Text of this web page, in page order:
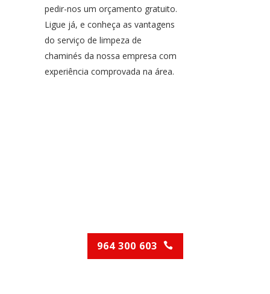
pedir-nos um orçamento gratuito.
Ligue já, e conheça as vantagens
do serviço de limpeza de
chaminés da nossa empresa com
experiência comprovada na área.
964 300 603